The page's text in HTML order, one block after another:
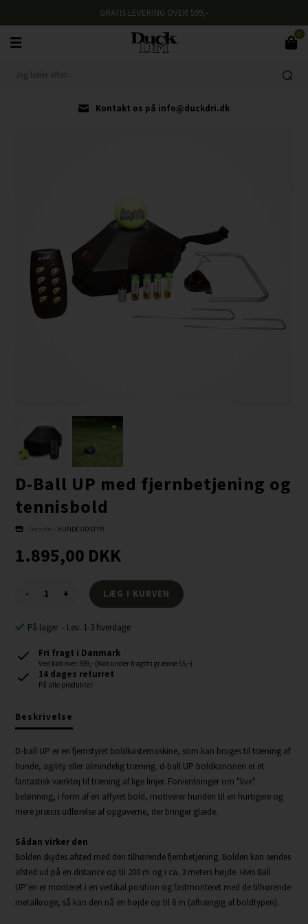
GRATIS LEVERING OVER 599,-
0
Kontakt os på info@duckdri.dk
D-Ball UP med fjernbetjening og
tennisbold
Forside HUNDEUDSTYR
1.895,00 DKK
- +
På lager - Lev. 1-3 hverdage
Fri fragt i Danmark
Ved køb over 599,- (Køb under fragtfri grænse 55,-)
14 dages returret
På alle produkter
Beskrivelse
D-ball UP er en fjernstyret boldkastemaskine, som kan bruges til træning af
hunde, agility eller almindelig træning. d-ball UP boldkanonen er et
fantastisk værktøj til træning af lige linjer. Forventninger om "live"
belønning, i form af en affyret bold, motiverer hunden til en hurtigere og
mere præcis udførelse af opgaverne, der bringer glæde.
Sådan virker den
Bolden skydes afsted med den tilhørende fjernbetjening. Bolden kan sendes
afsted ud på en distance op til 200 m og i ca. 3 meters højde. Hvis Ball
UP'en er monteret i en vertikal position og fastmonteret med de tilhørende
metalkroge, så kan den nå en højde op til 6 m (afhængig af boldtypen).